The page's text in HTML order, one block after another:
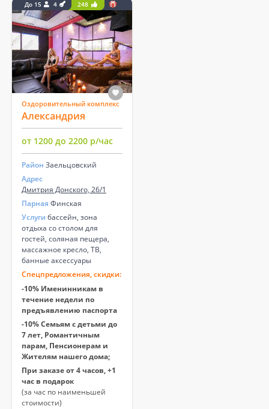
До 15 4 248
Оздоровительный комплекс
Александрия
от 1200 до 2200 р/час
Район Заельцовский
Адрес
Дмитрия Донского, 26/1
Парная Финская
Услуги бассейн, зона
отдыха со столом для
гостей, соляная пещера,
массажное кресло, ТВ,
банные аксессуары
Спецпредложения, скидки:
-10% Именинникам в
течение недели по
предъявлению паспорта
-10% Семьям с детьми до
7 лет, Романтичным
парам, Пенсионерам и
Жителям нашего дома;
При заказе от 4 часов, +1
час в подарок
(за час по наименьшей
стоимости)